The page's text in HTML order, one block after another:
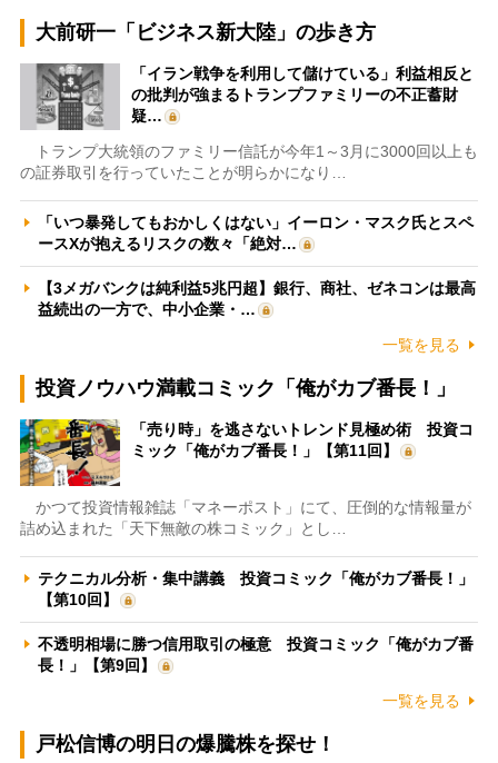
大前研一「ビジネス新大陸」の歩き方
「イラン戦争を利用して儲けている」利益相反と
の批判が強まるトランプファミリーの不正蓄財
疑…
トランプ大統領のファミリー信託が今年1～3月に3000回以上も
の証券取引を行っていたことが明らかになり…
「いつ暴発してもおかしくはない」イーロン・マスク氏とスペ
ースXが抱えるリスクの数々「絶対…
【3メガバンクは純利益5兆円超】銀行、商社、ゼネコンは最高
益続出の一方で、中小企業・…
一覧を見る
投資ノウハウ満載コミック「俺がカブ番長！」
「売り時」を逃さないトレンド見極め術 投資コ
ミック「俺がカブ番長！」【第11回】
かつて投資情報雑誌「マネーポスト」にて、圧倒的な情報量が
詰め込まれた「天下無敵の株コミック」とし…
テクニカル分析・集中講義 投資コミック「俺がカブ番長！」
【第10回】
不透明相場に勝つ信用取引の極意 投資コミック「俺がカブ番
長！」【第9回】
一覧を見る
戸松信博の明日の爆騰株を探せ！